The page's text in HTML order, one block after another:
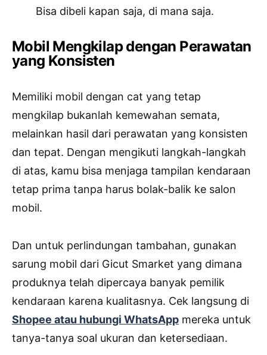
Bisa dibeli kapan saja, di mana saja.
Mobil Mengkilap dengan Perawatan
yang Konsisten
Memiliki mobil dengan cat yang tetap
mengkilap bukanlah kemewahan semata,
melainkan hasil dari perawatan yang konsisten
dan tepat. Dengan mengikuti langkah-langkah
di atas, kamu bisa menjaga tampilan kendaraan
tetap prima tanpa harus bolak-balik ke salon
mobil.
Dan untuk perlindungan tambahan, gunakan
sarung mobil dari Gicut Smarket yang dimana
produknya telah dipercaya banyak pemilik
kendaraan karena kualitasnya. Cek langsung di
Shopee atau hubungi WhatsApp mereka untuk
tanya-tanya soal ukuran dan ketersediaan.